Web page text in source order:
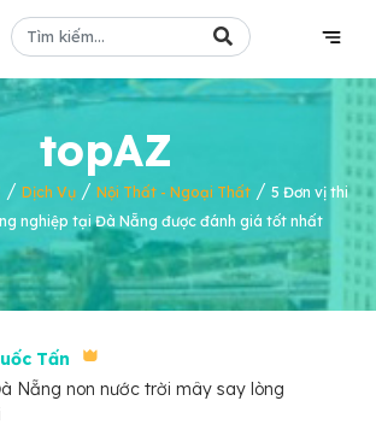
topAZ
/ Dịch Vụ/ Nội Thất - Ngoại Thất/ 5 Đơn vị thi
nghiệp tại Đà Nẵng được đánh giá tốt nhất
Tấn
Nẵng non nước trời mây say lòng